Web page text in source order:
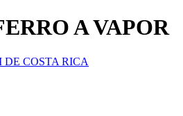
A VAPOR
COSTA RICA